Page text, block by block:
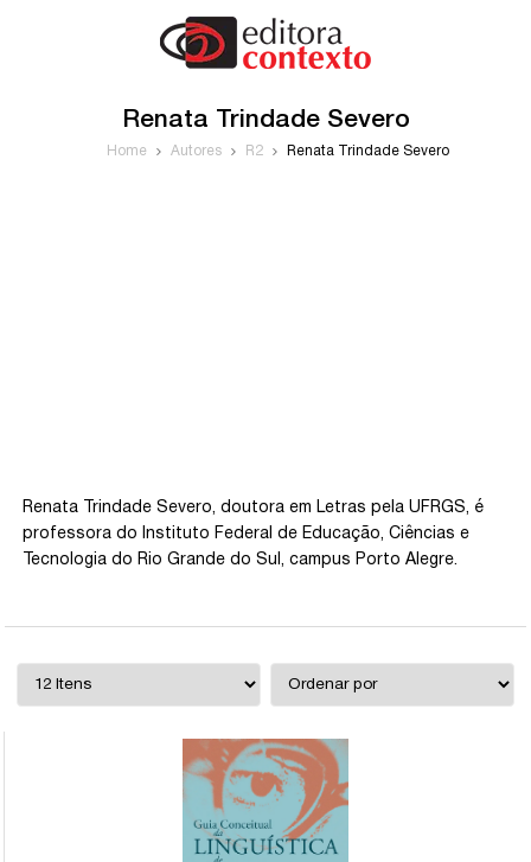
Renata Trindade Severo
Home Autores R2 Renata Trindade Severo
Renata Trindade Severo, doutora em Letras pela UFRGS, é
professora do Instituto Federal de Educação, Ciências e
Tecnologia do Rio Grande do Sul, campus Porto Alegre.